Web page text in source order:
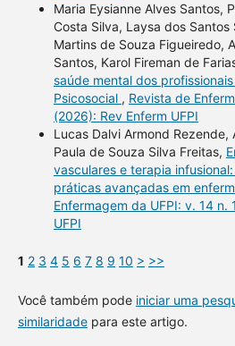
Maria Eysianne Alves Santos,
Costa Silva, Laysa dos Santos
Martins de Souza Figueiredo,
Santos, Karol Fireman de
saúde mental dos
Psicosocial , Revista de
(2026): Rev Enferm UFPI
Lucas Dalvi Armond Rezende,
Paula de Souza Silva Freitas,
vasculares e terapia
práticas avançadas em
Enfermagem da UFPI: v. 14 n.
UFPI
1 2 3 4 5 6 7 8 9 10 > >>
Você também pode iniciar uma
similaridadepara este artigo.